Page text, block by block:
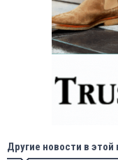
Другие новости в этой